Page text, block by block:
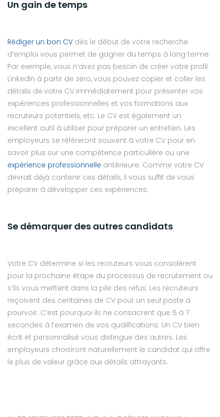
Un gain de temps
Rédiger un bon CV dès le début de votre recherche
d’emploi vous permet de gagner du temps à long terme.
Par exemple, vous n’avez pas besoin de créer votre profil
LinkedIn à partir de zéro, vous pouvez copier et coller les
détails de votre CV immédiatement pour présenter vos
expériences professionnelles et vos formations aux
recruteurs potentiels, etc. Le CV est également un
excellent outil à utiliser pour préparer un entretien. Les
employeurs se référeront souvent à votre CV pour en
savoir plus sur une compétence particulière ou une
expérience professionnelle antérieure. Comme votre CV
devrait déjà contenir ces détails, il vous suffit de vous
préparer à développer ces expériences.
Se démarquer des autres candidats
Votre CV détermine si les recruteurs vous considèrent
pour la prochaine étape du processus de recrutement ou
s’ils vous mettent dans la pile des refus. Les recruteurs
reçoivent des centaines de CV pour un seul poste à
pourvoir. C’est pourquoi ils ne consacrent que 5 à 7
secondes à l’examen de vos qualifications. Un CV bien
écrit et personnalisé vous distingue des autres. Les
employeurs choisiront naturellement le candidat qui offre
le plus de valeur grâce aux détails attrayants.